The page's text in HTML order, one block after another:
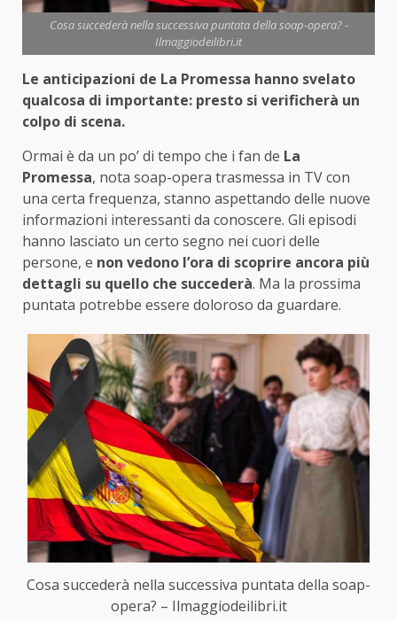
Cosa succederà nella successiva puntata della soap-opera? -
Ilmaggiodeilibri.it
Le anticipazioni de La Promessa hanno svelato
qualcosa di importante: presto si verificherà un
colpo di scena.
Ormai è da un po’ di tempo che i fan de La
Promessa, nota soap-opera trasmessa in TV con
una certa frequenza, stanno aspettando delle nuove
informazioni interessanti da conoscere. Gli episodi
hanno lasciato un certo segno nei cuori delle
persone, e non vedono l’ora di scoprire ancora più
dettagli su quello che succederà. Ma la prossima
puntata potrebbe essere doloroso da guardare.
Cosa succederà nella successiva puntata della soap-
opera? – Ilmaggiodeilibri.it